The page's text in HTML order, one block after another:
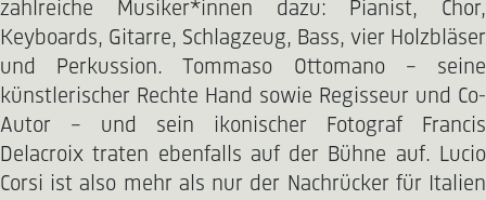
zahlreiche Musiker*innen dazu: Pianist, Chor,
Keyboards, Gitarre, Schlagzeug, Bass, vier Holzbläser
und Perkussion. Tommaso Ottomano – seine
künstlerischer Rechte Hand sowie Regisseur und Co-
Autor – und sein ikonischer Fotograf Francis
Delacroix traten ebenfalls auf der Bühne auf. Lucio
Corsi ist also mehr als nur der Nachrücker für Italien